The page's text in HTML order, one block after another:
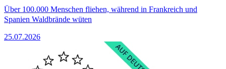
Über 100.000 Menschen fliehen, während in Frankreich und
Spanien Waldbrände wüten
25.07.2026